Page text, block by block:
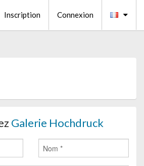
Inscription Connexion
Galerie Hochdruck